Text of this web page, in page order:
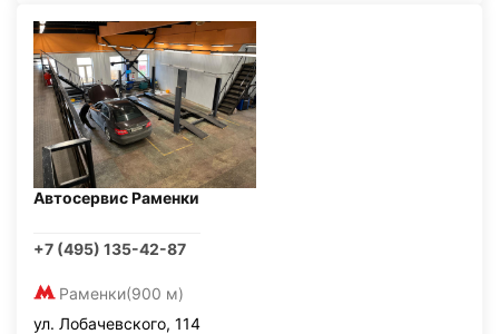
Автосервис Раменки
+7 (495) 135-42-87
Раменки(900 м)
ул. Лобачевского, 114